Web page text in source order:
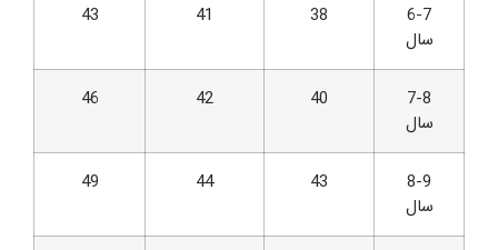
6-7
سال
38
41
43
7-8
سال
40
42
46
8-9
سال
43
44
49